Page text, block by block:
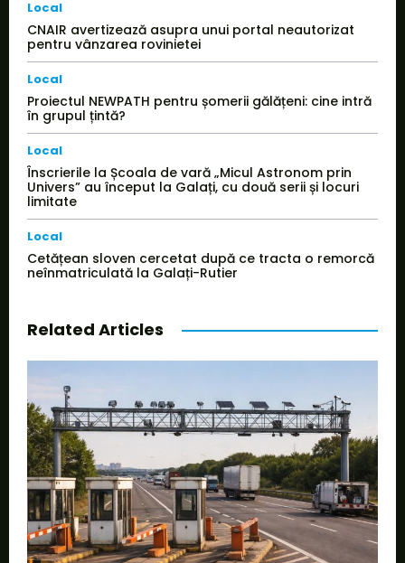
Local
CNAIR avertizează asupra unui portal neautorizat
pentru vânzarea rovinietei
Local
Proiectul NEWPATH pentru șomerii gălățeni: cine intră
în grupul țintă?
Local
Înscrierile la Școala de vară „Micul Astronom prin
Univers” au început la Galați, cu două serii și locuri
limitate
Local
Cetățean sloven cercetat după ce tracta o remorcă
neînmatriculată la Galați-Rutier
Related Articles